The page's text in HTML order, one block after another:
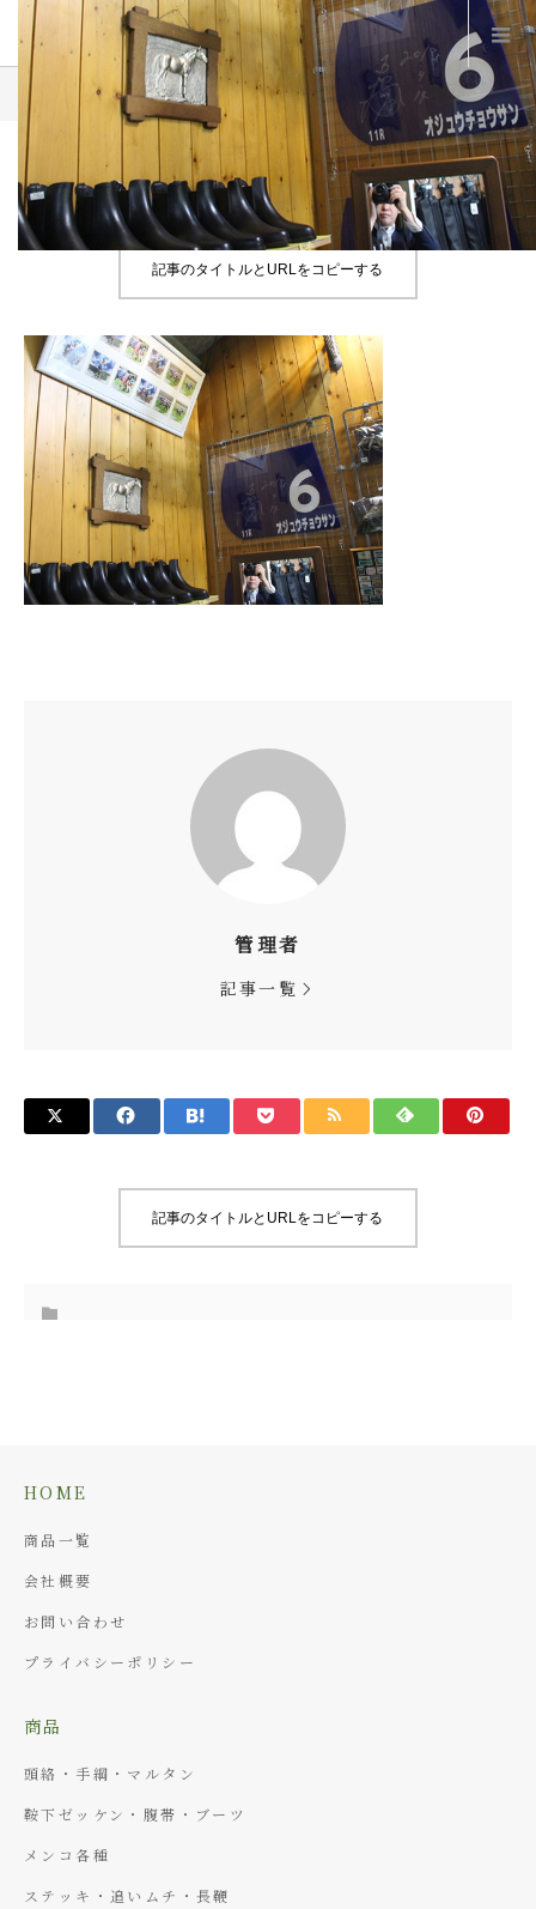
Product B12
B12
記事のタイトルとURLをコピーする
管理者
記事一覧
記事のタイトルとURLをコピーする
HOME
商品一覧
会社概要
お問い合わせ
プライバシーポリシー
商品
頭絡・手綱・マルタン
鞍下ゼッケン・腹帯・ブーツ
メンコ各種
ステッキ・追いムチ・長鞭